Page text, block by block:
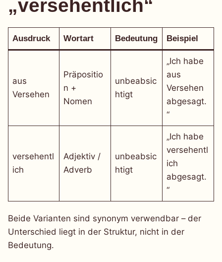
„versehentlich“
Ausdruck Wortart Bedeutung Beispiel
aus
Versehen
Präpositio
n +
Nomen
unbeabsic
htigt
„Ich habe
aus
Versehen
abgesagt.
“
versehentl
ich
Adjektiv /
Adverb
unbeabsic
htigt
„Ich habe
versehentl
ich
abgesagt.
“
Beide Varianten sind synonym verwendbar – der
Unterschied liegt in der Struktur, nicht in der
Bedeutung.